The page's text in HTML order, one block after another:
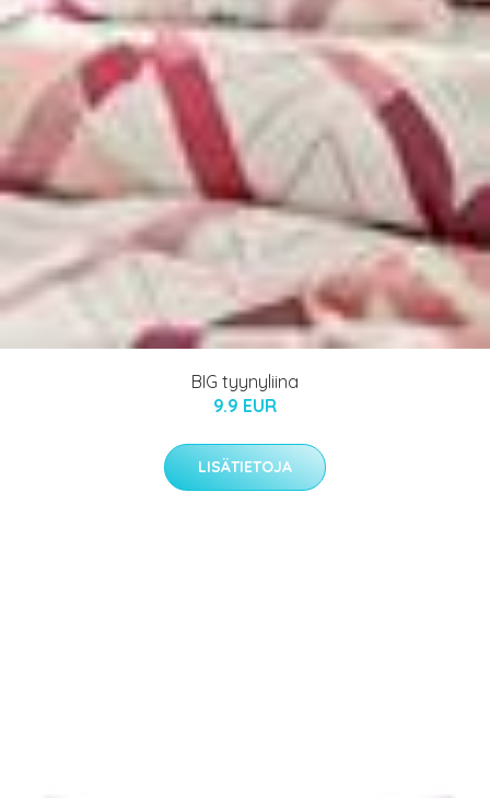
BIG tyynyliina
9.9 EUR
LISÄTIETOJA